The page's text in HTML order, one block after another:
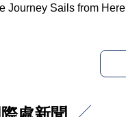
Journey Sails from Here